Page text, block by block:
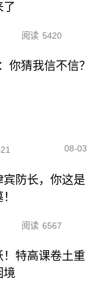
了
阅读 5420
你猜我信不信？
08-03
防长，你这是
阅读 6567
特高课卷土重
境